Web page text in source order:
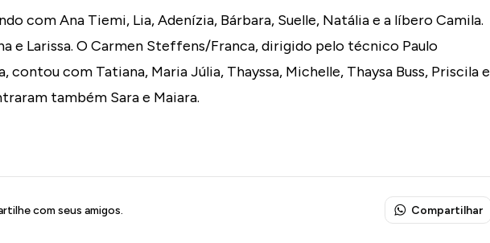
com Ana Tiemi, Lia, Adenízia, Bárbara, Suelle, Natália e a líbero Camila.
e Larissa. O Carmen Steffens/Franca, dirigido pelo técnico Paulo
contou com Tatiana, Maria Júlia, Thayssa, Michelle, Thaysa Buss, Priscila e
também Sara e Maiara.
com seus amigos. Compartilhar